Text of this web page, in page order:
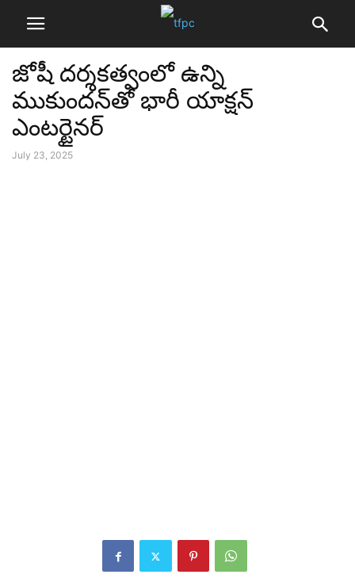
జోషీ దర్శకత్వంలో ఉన్ని
ముకుందన్‌తో భారీ యాక్షన్
ఎంటర్టైనర్
July 23, 2025